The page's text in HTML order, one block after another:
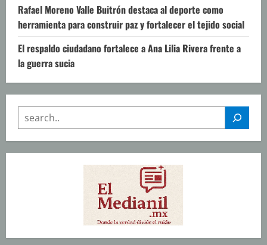
Rafael Moreno Valle Buitrón destaca al deporte como
herramienta para construir paz y fortalecer el tejido social
El respaldo ciudadano fortalece a Ana Lilia Rivera frente a
la guerra sucia